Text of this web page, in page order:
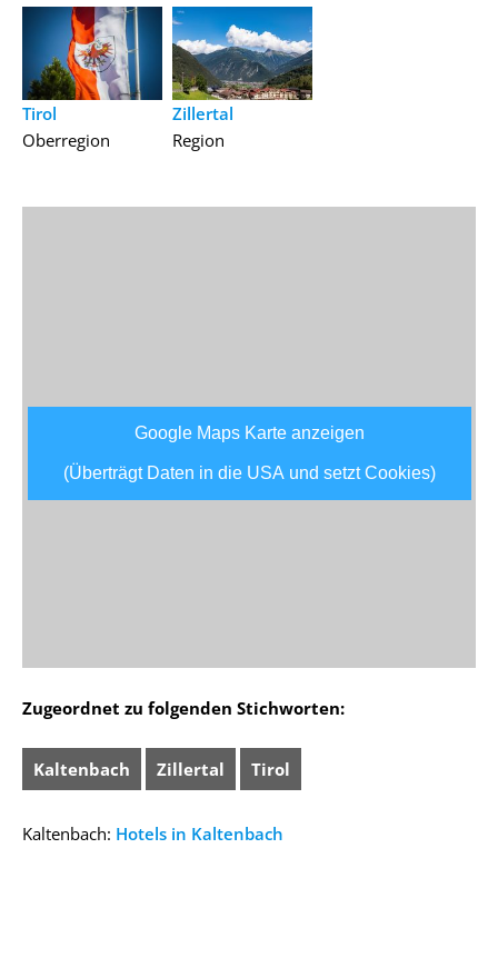
Tirol
Oberregion
Zillertal
Region
Google Maps Karte anzeigen
(Überträgt Daten in die USA und setzt Cookies)
Zugeordnet zu folgenden Stichworten:
Kaltenbach Zillertal Tirol
Kaltenbach: Hotels in Kaltenbach